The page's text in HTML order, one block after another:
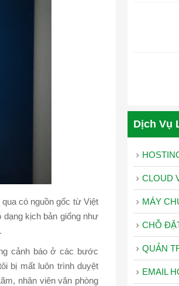
có nguồn gốc từ Việt
kịch bản giống như
cảnh báo ở các bước
bị mất luôn trình duyệt
nhân viên văn phòng
Dịch Vụ
CLOUD
MÁY
CHỖ
QUẢN
EMAIL